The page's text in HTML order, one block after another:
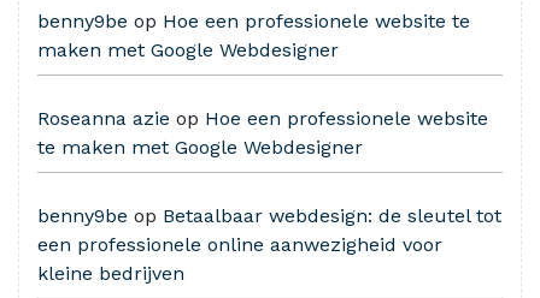
benny9be op Hoe een professionele website te
maken met Google Webdesigner
Roseanna azie op Hoe een professionele website
te maken met Google Webdesigner
benny9be op Betaalbaar webdesign: de sleutel tot
een professionele online aanwezigheid voor
kleine bedrijven